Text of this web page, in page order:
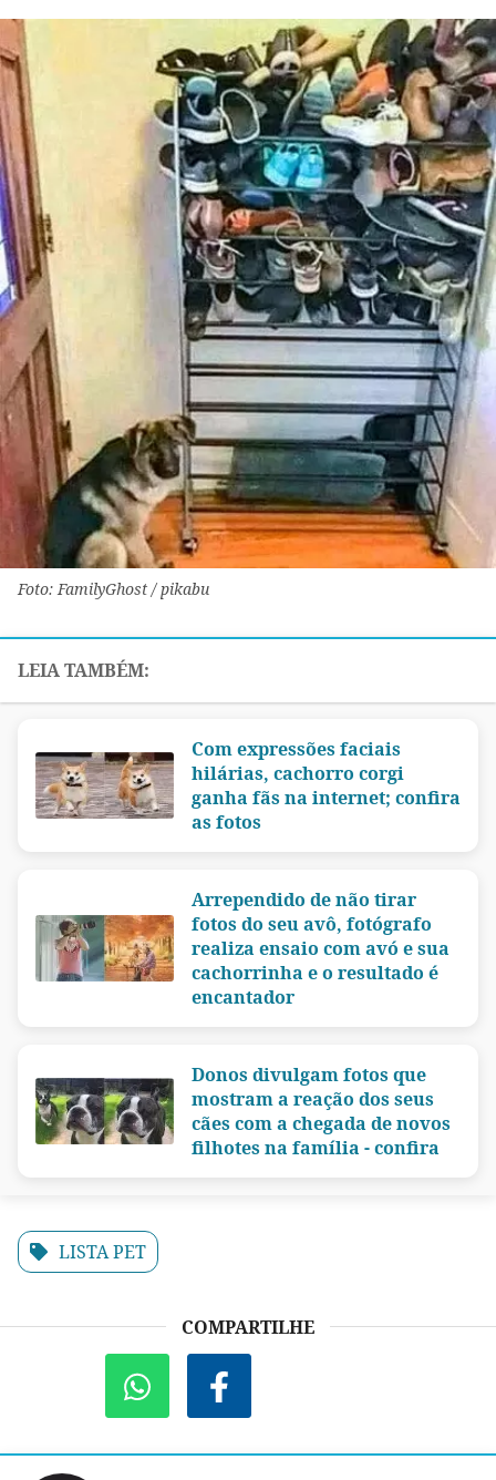
Foto: FamilyGhost / pikabu
Com expressões faciais
hilárias, cachorro corgi
ganha fãs na internet; confira
as fotos
Arrependido de não tirar
fotos do seu avô, fotógrafo
realiza ensaio com avó e sua
cachorrinha e o resultado é
encantador
Donos divulgam fotos que
mostram a reação dos seus
cães com a chegada de novos
filhotes na família - confira
LISTA PET
COMPARTILHE